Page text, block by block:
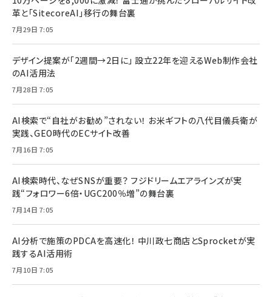
革と「SitecoreAI」移行の舞台裏
7月29日 7:05
デザイン提案が「2週間→2日に」 設立22年を迎えるWeb制作会社
のAI活用法
7月28日 7:05
AI検索で“自社がお勧め”されない！ お米ギフトの八代目儀兵衛が
実践、GEO時代のECサイト改善
7月16日 7:05
AI検索時代、なぜSNSが重要？ フジドリームエアラインズが実
践“フォロワー6倍・UGC200％増”の舞台裏
7月14日 7:05
AI分析で施策のPDCAを高速化！ 中川政七商店とSprocketが実
践するAI活用術
7月10日 7:05